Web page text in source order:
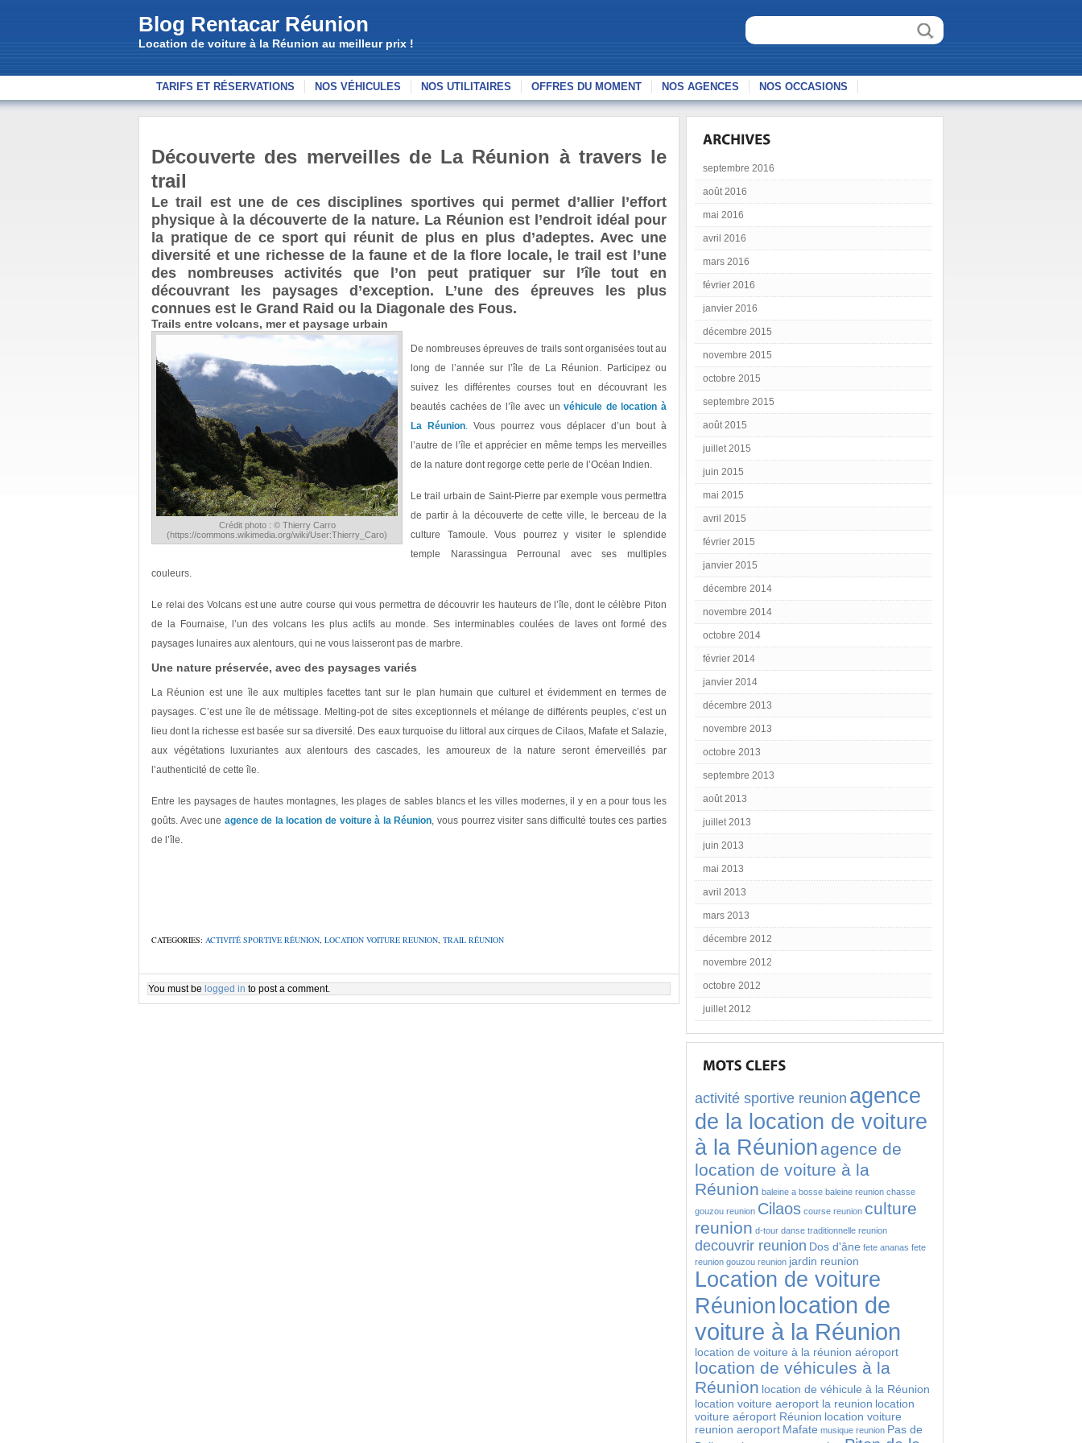
Blog Rentacar Réunion
Location de voiture à la Réunion au meilleur prix !
TARIFS ET RÉSERVATIONS NOS VÉHICULES NOS UTILITAIRES OFFRES DU MOMENT NOS AGENCES NOS OCCASIONS
Découverte des merveilles de La Réunion à travers le
trail
Le trail est une de ces disciplines sportives qui permet d’allier l’effort
physique à la découverte de la nature. La Réunion est l’endroit idéal pour
la pratique de ce sport qui réunit de plus en plus d’adeptes. Avec une
diversité et une richesse de la faune et de la flore locale, le trail est l’une
des nombreuses activités que l’on peut pratiquer sur l’île tout en
découvrant les paysages d’exception. L’une des épreuves les plus
connues est le Grand Raid ou la Diagonale des Fous.
Trails entre volcans, mer et paysage urbain
Crédit photo : © Thierry Carro
(https://commons.wikimedia.org/wiki/User:Thierry_Caro)
De nombreuses épreuves de trails sont organisées tout au
long de l’année sur l’île de La Réunion. Participez ou
suivez les différentes courses tout en découvrant les
beautés cachées de l’île avec unvéhicule de location à
La Réunion. Vous pourrez vous déplacer d’un bout à
l’autre de l’île et apprécier en même temps les merveilles
de la nature dont regorge cette perle de l’Océan Indien.
Le trail urbain de Saint-Pierre par exemple vous permettra
de partir à la découverte de cette ville, le berceau de la
culture Tamoule. Vous pourrez y visiter le splendide
temple Narassingua Perrounal avec ses multiples
couleurs.
Le relai des Volcans est une autre course qui vous permettra de découvrir les hauteurs de l’île, dont le célèbre Piton
de la Fournaise, l’un des volcans les plus actifs au monde. Ses interminables coulées de laves ont formé des
paysages lunaires aux alentours, qui ne vous laisseront pas de marbre.
Une nature préservée, avec des paysages variés
La Réunion est une île aux multiples facettes tant sur le plan humain que culturel et évidemment en termes de
paysages. C’est une île de métissage. Melting-pot de sites exceptionnels et mélange de différents peuples, c’est un
lieu dont la richesse est basée sur sa diversité. Des eaux turquoise du littoral aux cirques de Cilaos, Mafate et Salazie,
aux végétations luxuriantes aux alentours des cascades, les amoureux de la nature seront émerveillés par
l’authenticité de cette île.
Entre les paysages de hautes montagnes, les plages de sables blancs et les villes modernes, il y en a pour tous les
goûts. Avec une agence de la location de voiture à la Réunion, vous pourrez visiter sans difficulté toutes ces parties
de l’île.
CATEGORIES: ACTIVITÉ SPORTIVE RÉUNION, LOCATION VOITURE REUNION, TRAIL RÉUNION
You must be logged in to post a comment.
septembre 2016
août 2016
mai 2016
avril 2016
mars 2016
février 2016
janvier 2016
décembre 2015
novembre 2015
octobre 2015
septembre 2015
août 2015
juillet 2015
juin 2015
mai 2015
avril 2015
février 2015
janvier 2015
décembre 2014
novembre 2014
octobre 2014
février 2014
janvier 2014
décembre 2013
novembre 2013
octobre 2013
septembre 2013
août 2013
juillet 2013
juin 2013
mai 2013
avril 2013
mars 2013
décembre 2012
novembre 2012
octobre 2012
juillet 2012
activité sportive reunion agence
de la location de voiture
à la Réunion agence de
location de voiture à la
Réunion baleine a bosse baleine reunion chasse
gouzou reunion Cilaos course reunion culture
reunion d-tour danse traditionnelle reunion
decouvrir reunion Dos d'âne fete ananas fete
reunion gouzou reunion jardin reunion
Location de voiture
Réunion location de
voiture à la Réunion
location de voiture à la réunion aéroport
location de véhicules à la
Réunion location de véhicule à la Réunion
location voiture aeroport la reunion location
voiture aéroport Réunion location voiture
reunion aeroport Mafate musique reunion Pas de